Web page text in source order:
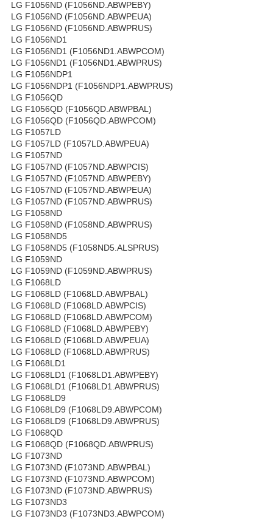
LG F1056ND (F1056ND.ABWPEBY)
LG F1056ND (F1056ND.ABWPEUA)
LG F1056ND (F1056ND.ABWPRUS)
LG F1056ND1
LG F1056ND1 (F1056ND1.ABWPCOM)
LG F1056ND1 (F1056ND1.ABWPRUS)
LG F1056NDP1
LG F1056NDP1 (F1056NDP1.ABWPRUS)
LG F1056QD
LG F1056QD (F1056QD.ABWPBAL)
LG F1056QD (F1056QD.ABWPCOM)
LG F1057LD
LG F1057LD (F1057LD.ABWPEUA)
LG F1057ND
LG F1057ND (F1057ND.ABWPCIS)
LG F1057ND (F1057ND.ABWPEBY)
LG F1057ND (F1057ND.ABWPEUA)
LG F1057ND (F1057ND.ABWPRUS)
LG F1058ND
LG F1058ND (F1058ND.ABWPRUS)
LG F1058ND5
LG F1058ND5 (F1058ND5.ALSPRUS)
LG F1059ND
LG F1059ND (F1059ND.ABWPRUS)
LG F1068LD
LG F1068LD (F1068LD.ABWPBAL)
LG F1068LD (F1068LD.ABWPCIS)
LG F1068LD (F1068LD.ABWPCOM)
LG F1068LD (F1068LD.ABWPEBY)
LG F1068LD (F1068LD.ABWPEUA)
LG F1068LD (F1068LD.ABWPRUS)
LG F1068LD1
LG F1068LD1 (F1068LD1.ABWPEBY)
LG F1068LD1 (F1068LD1.ABWPRUS)
LG F1068LD9
LG F1068LD9 (F1068LD9.ABWPCOM)
LG F1068LD9 (F1068LD9.ABWPRUS)
LG F1068QD
LG F1068QD (F1068QD.ABWPRUS)
LG F1073ND
LG F1073ND (F1073ND.ABWPBAL)
LG F1073ND (F1073ND.ABWPCOM)
LG F1073ND (F1073ND.ABWPRUS)
LG F1073ND3
LG F1073ND3 (F1073ND3.ABWPCOM)